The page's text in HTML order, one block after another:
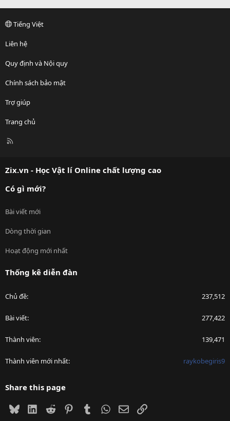
Tiếng Việt
Liên hệ
Quy định và Nội quy
Chính sách bảo mật
Trợ giúp
Trang chủ
R
Zix.vn - Học Vật lí Online chất lượng cao
Có gì mới?
Bài viết mới
Dòng thời gian
Hoạt động mới nhất
Thống kê diễn đàn
Chủ đề 237,512
Bài viết 277,422
Thành viên 139,471
Thành viên mới nhất raykobegiris9
Share this page
BlueskyLinkedIn
Reddit PinterestTumblrWhatsApp
EmailLink